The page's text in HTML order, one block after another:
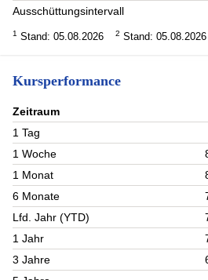
Ausschüttungsintervall
1 Stand: 05.08.2026 2 Stand: 05.08.2026
Kursperformance
Zeitraum
1 Tag
1 Woche
1 Monat
6 Monate
Lfd. Jahr (YTD)
1 Jahr
3 Jahre